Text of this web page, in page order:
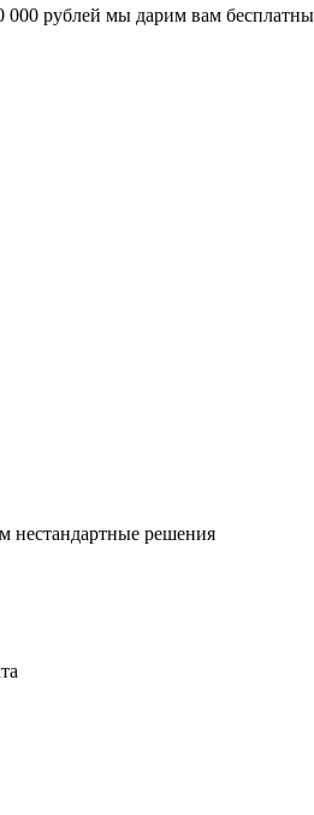
рублей мы дарим вам
нестандартные решения